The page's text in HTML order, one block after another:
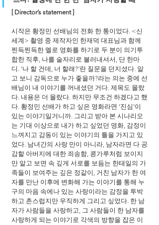
[ Director’s statement ]
시작은 황정민 선배님의 전화 한 통이었다. <신
세계> 촬영 중 제작자인 한재덕 대표님과 함께
찐득찐득한 멜로 영화를 하기로 두 분이 의기투
합한 직후, 나를 술자리로 불러내셔서, 단 한마
디. ‘나 할 건데, 너 할래?’란 질문을 던지셨다. 알
고 보니 감독으로 누가 좋을까?라는 의논 중에 선
배님이 내 이야기를 꺼내셨던 거다. 제목도 몰랐
다. 내용은 더 몰랐다. 하지만 무조건 하겠다고 했
다. 황정민 선배가 하고 싶은 영화라면 ‘진심’이
있는 이야기일거니까. 그리고 받아 본 시나리오
는 기대 이상으로 내가 하고 싶었던 영화, 감정이
느껴지고 감동이 있는 이야기의 틀을 가지고 있
었다. 남녀간의 사랑 만이 아니라, 남자라면 다 공
감할 아버지에 대한 죄송함, 콩가루처럼 보이지
만 알고 보면 속 깊게 서로를 보듬는 한태일의 가
족들이 보여주는 깊은 정같이, 거친 남자가 한 여
자를 만난 이후에 변화해 가는 이야기를 통해 누
구의 마음 속에나 있는 사랑이라는 감정을 투박
하고 촌스럽지만 우직하게 그리고 싶었다. 한 남
자가 사람들을 사랑하고, 그 사람들이 한 남자를
사랑하게 되는 이야기로 각색의 방향을 잡은 이